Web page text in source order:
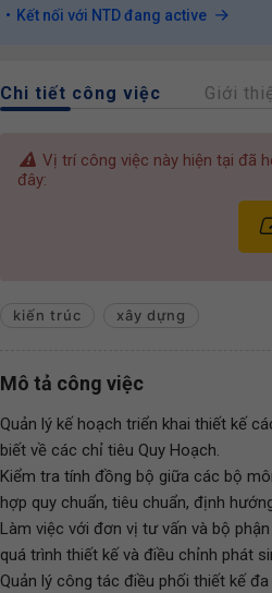
Kết nối với NTD đang active
Chi tiết công việc Giới
Vị trí công việc này hiện tại đã
đây:
kiến trúc xây dựng
Mô tả công việc
Quản lý kế hoạch triển khai thiết kế
biết về các chỉ tiêu Quy Hoạch.
Kiểm tra tính đồng bộ giữa các bộ
hợp quy chuẩn, tiêu chuẩn, định
Làm việc với đơn vị tư vấn và bộ
quá trình thiết kế và điều chỉnh phát
Quản lý công tác điều phối thiết kế